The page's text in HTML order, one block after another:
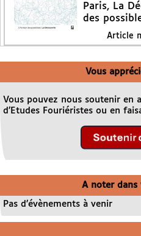
Paris, La
des
Article
Vous
Vous pouvez nous soutenir en
d’Etudes Fouriéristes ou en
A noter dans
Pas d’évènements à venir